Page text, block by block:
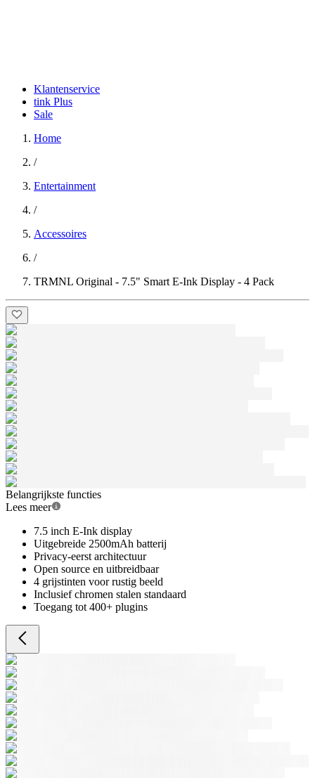
Klantenservice
tink Plus
Sale
Home
/
Entertainment
/
Accessoires
/
TRMNL Original - 7.5" Smart E-Ink Display - 4 Pack
Belangrijkste functies
Lees meer
7.5 inch E-Ink display
Uitgebreide 2500mAh batterij
Privacy-eerst architectuur
Open source en uitbreidbaar
4 grijstinten voor rustig beeld
Inclusief chromen stalen standaard
Toegang tot 400+ plugins